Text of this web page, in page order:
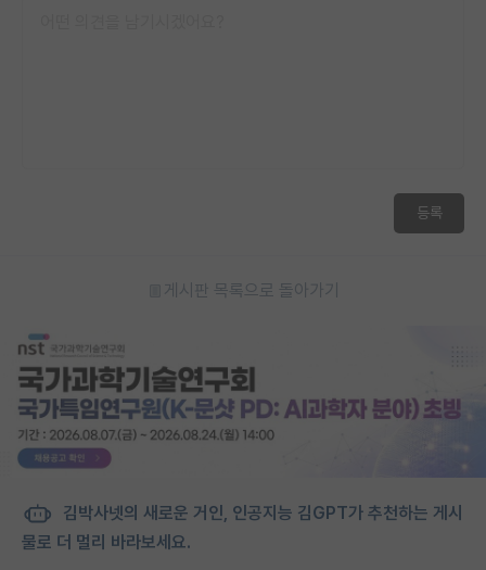
등록
게시판 목록으로 돌아가기
김박사넷의 새로운 거인, 인공지능 김GPT가 추천하는 게시
물로 더 멀리 바라보세요.